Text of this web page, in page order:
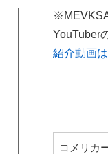
YouTuber
紹介動画
コメリカ